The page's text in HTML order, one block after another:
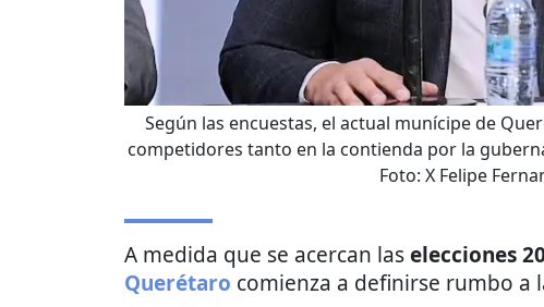
Según las encuestas, el actual munícipe de
competidores tanto en la contienda por la
Foto: X Felipe
A medida que se acercan laselecciones
Querétaro comienza a definirse rumbo a